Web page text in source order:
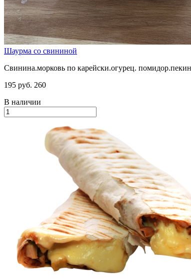
Шаурма со свининой
Свинина.морковь по карейски.огурец.
195 руб. 260
В наличии